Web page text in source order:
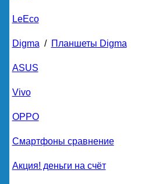
LeEco
Digma / Планшеты Digma
ASUS
Vivo
OPPO
Смартфоны сравнение
Акция! деньги на счёт